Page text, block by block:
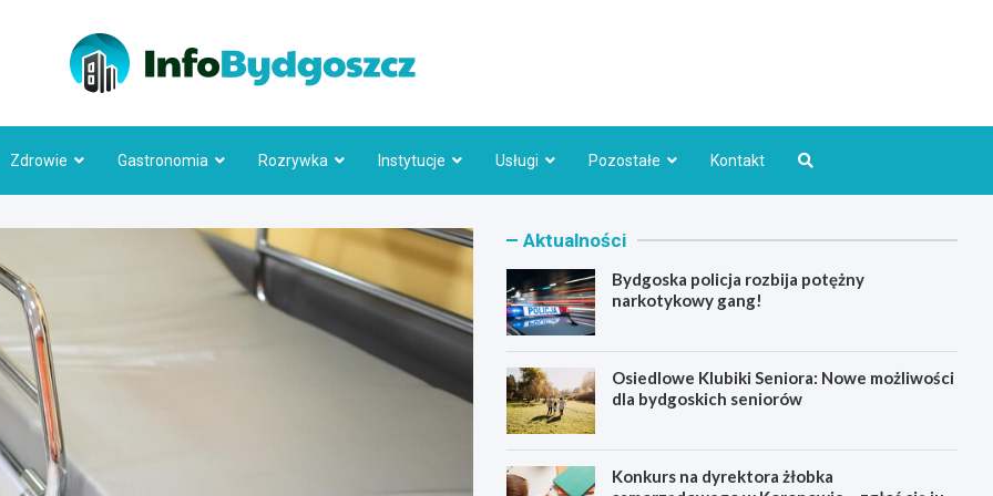
Zdrowie Gastronomia Rozrywka Instytucje Usługi Pozostałe Kontakt
Aktualności
Bydgoska policja rozbija potężny
narkotykowy gang!
Osiedlowe Klubiki Seniora: Nowe możliwości
dla bydgoskich seniorów
Konkurs na dyrektora żłobka